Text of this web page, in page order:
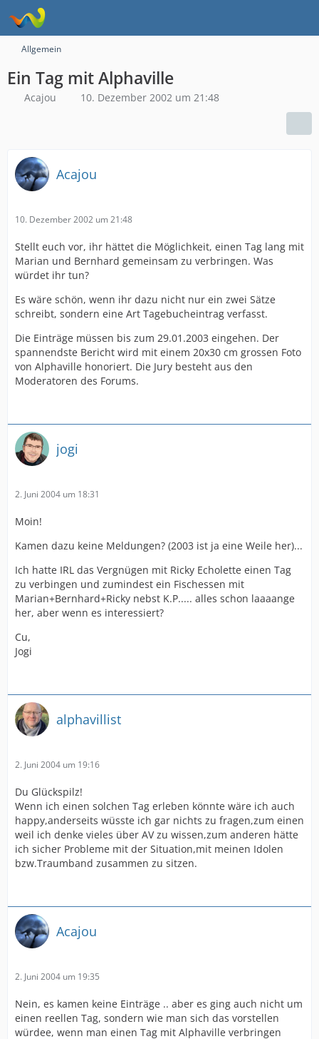
Allgemein
Ein Tag mit Alphaville
Acajou 10. Dezember 2002 um 21:48
Acajou
10. Dezember 2002 um 21:48
Stellt euch vor, ihr hättet die Möglichkeit, einen Tag lang mit
Marian und Bernhard gemeinsam zu verbringen. Was
würdet ihr tun?
Es wäre schön, wenn ihr dazu nicht nur ein zwei Sätze
schreibt, sondern eine Art Tagebucheintrag verfasst.
Die Einträge müssen bis zum 29.01.2003 eingehen. Der
spannendste Bericht wird mit einem 20x30 cm grossen Foto
von Alphaville honoriert. Die Jury besteht aus den
Moderatoren des Forums.
jogi
2. Juni 2004 um 18:31
Moin!
Kamen dazu keine Meldungen? (2003 ist ja eine Weile her)...
Ich hatte IRL das Vergnügen mit Ricky Echolette einen Tag
zu verbingen und zumindest ein Fischessen mit
Marian+Bernhard+Ricky nebst K.P..... alles schon laaaange
her, aber wenn es interessiert?
Cu,
Jogi
alphavillist
2. Juni 2004 um 19:16
Du Glückspilz!
Wenn ich einen solchen Tag erleben könnte wäre ich auch
happy,anderseits wüsste ich gar nichts zu fragen,zum einen
weil ich denke vieles über AV zu wissen,zum anderen hätte
ich sicher Probleme mit der Situation,mit meinen Idolen
bzw.Traumband zusammen zu sitzen.
Acajou
2. Juni 2004 um 19:35
Nein, es kamen keine Einträge .. aber es ging auch nicht um
einen reellen Tag, sondern wie man sich das vorstellen
würdee, wenn man einen Tag mit Alphaville verbringen